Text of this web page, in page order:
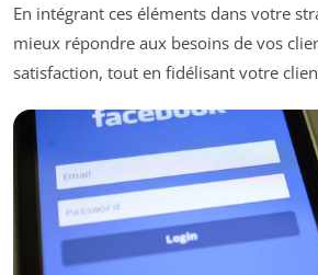
En intégrant ces éléments dans votre
mieux répondre aux besoins de vos
satisfaction, tout en fidélisant votre